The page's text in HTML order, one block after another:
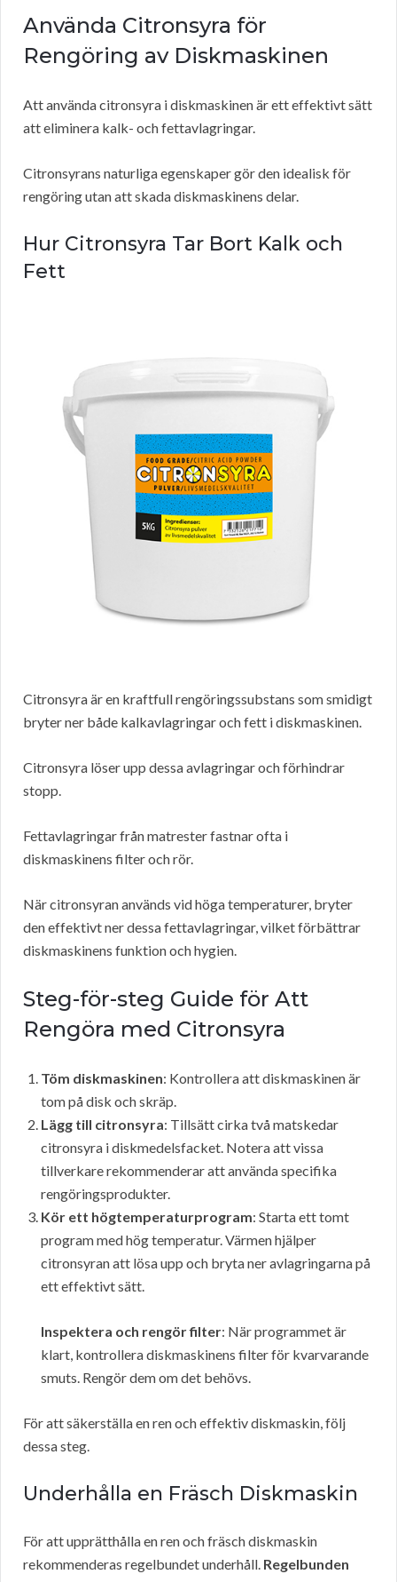
Använda Citronsyra för
Rengöring av Diskmaskinen
Att använda citronsyra i diskmaskinen är ett effektivt sätt
att eliminera kalk- och fettavlagringar.
Citronsyrans naturliga egenskaper gör den idealisk för
rengöring utan att skada diskmaskinens delar.
Hur Citronsyra Tar Bort Kalk och
Fett
Citronsyra är en kraftfull rengöringssubstans som smidigt
bryter ner både kalkavlagringar och fett i diskmaskinen.
Citronsyra löser upp dessa avlagringar och förhindrar
stopp.
Fettavlagringar från matrester fastnar ofta i
diskmaskinens filter och rör.
När citronsyran används vid höga temperaturer, bryter
den effektivt ner dessa fettavlagringar, vilket förbättrar
diskmaskinens funktion och hygien.
Steg-för-steg Guide för Att
Rengöra med Citronsyra
Töm diskmaskinen: Kontrollera att diskmaskinen är
tom på disk och skräp.
Lägg till citronsyra: Tillsätt cirka två matskedar
citronsyra i diskmedelsfacket. Notera att vissa
tillverkare rekommenderar att använda specifika
rengöringsprodukter.
Kör ett högtemperaturprogram: Starta ett tomt
program med hög temperatur. Värmen hjälper
citronsyran att lösa upp och bryta ner avlagringarna på
ett effektivt sätt.
Inspektera och rengör filter: När programmet är
klart, kontrollera diskmaskinens filter för kvarvarande
smuts. Rengör dem om det behövs.
För att säkerställa en ren och effektiv diskmaskin, följ
dessa steg.
Underhålla en Fräsch Diskmaskin
För att upprätthålla en ren och fräsch diskmaskin
rekommenderas regelbundet underhåll. Regelbunden